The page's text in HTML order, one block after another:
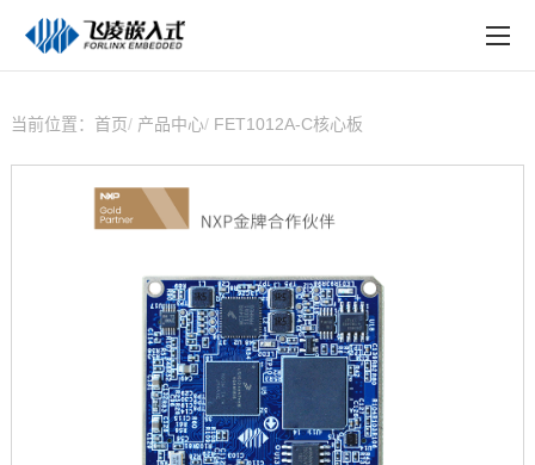
技术与支持
在线购买
当前位置： 首页 产品中心 FET1012A-C核心板